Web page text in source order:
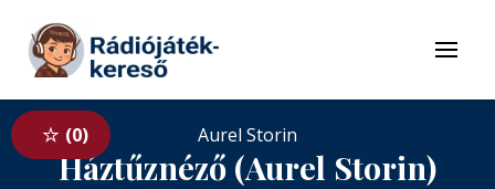
Tovább a tartalomhoz
Menü
0 Aurel Storin
Háztűznéző (Aurel Storin)